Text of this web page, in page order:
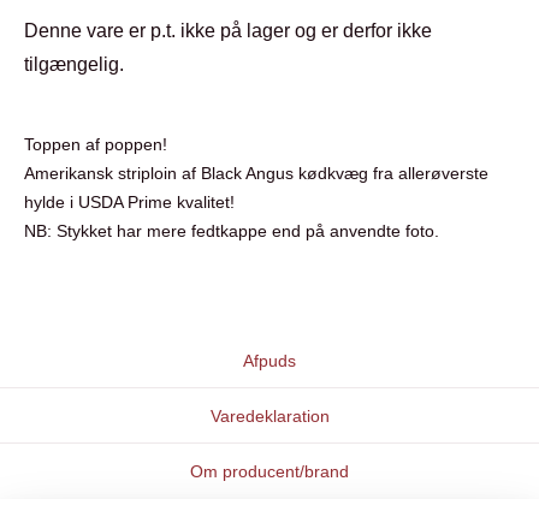
Denne vare er p.t. ikke på lager og er derfor ikke
tilgængelig.
Toppen af poppen!
Amerikansk striploin af Black Angus kødkvæg fra allerøverste
hylde i USDA Prime kvalitet!
NB: Stykket har mere fedtkappe end på anvendte foto.
Afpuds
Varedeklaration
Om producent/brand